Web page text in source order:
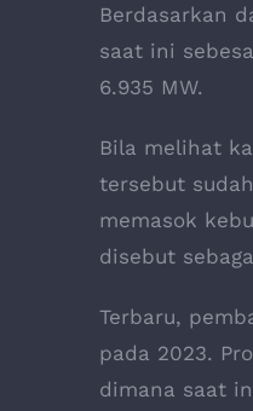
Berdasarkan
saat ini
6.935 MW.
Bila melihat
tersebut
memasok
disebut
Terbaru,
pada 2023.
dimana saat